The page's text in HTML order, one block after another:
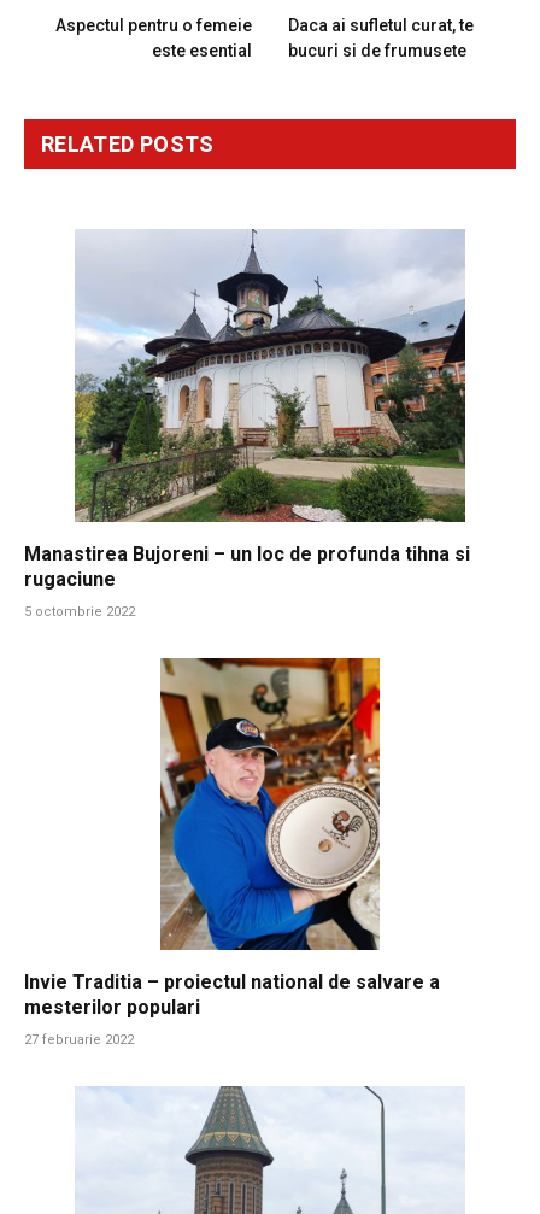
Aspectul pentru o femeie
este esential
Daca ai sufletul curat, te
bucuri si de frumusete
RELATED POSTS
Manastirea Bujoreni – un loc de profunda tihna si
rugaciune
5 octombrie 2022
Invie Traditia – proiectul national de salvare a
mesterilor populari
27 februarie 2022